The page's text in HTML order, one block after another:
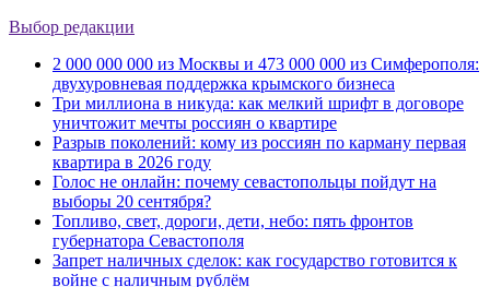
Выбор редакции
2 000 000 000 из Москвы и 473 000 000 из Симферополя:
двухуровневая поддержка крымского бизнеса
Три миллиона в никуда: как мелкий шрифт в договоре
уничтожит мечты россиян о квартире
Разрыв поколений: кому из россиян по карману первая
квартира в 2026 году
Голос не онлайн: почему севастопольцы пойдут на
выборы 20 сентября?
Топливо, свет, дороги, дети, небо: пять фронтов
губернатора Севастополя
Запрет наличных сделок: как государство готовится к
войне с наличным рублём